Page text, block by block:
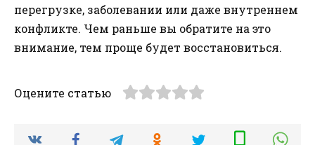
перегрузке, заболевании или даже внутреннем
конфликте. Чем раньше вы обратите на это
внимание, тем проще будет восстановиться.
Оцените статью